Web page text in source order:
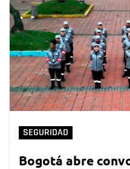
SEGURIDAD
Bogotá abre